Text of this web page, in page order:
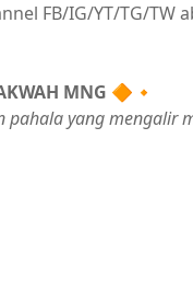
FB/IG/YT/TG/TW
MNG 🔶🔸
pahala yang mengalir